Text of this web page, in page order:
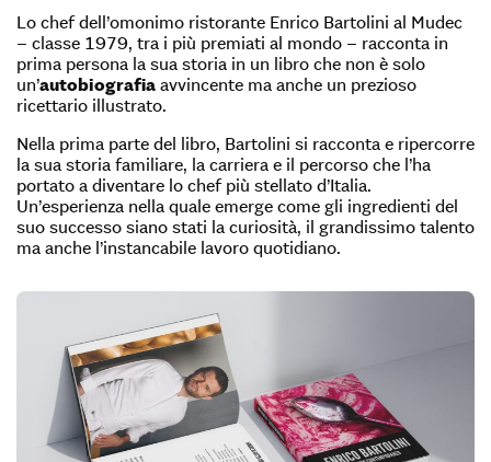
Lo chef dell’omonimo ristorante Enrico Bartolini al Mudec
– classe 1979, tra i più premiati al mondo – racconta in
prima persona la sua storia in un libro che non è solo
un’autobiografia avvincente ma anche un prezioso
ricettario illustrato.
Nella prima parte del libro, Bartolini si racconta e ripercorre
la sua storia familiare, la carriera e il percorso che l’ha
portato a diventare lo chef più stellato d’Italia.
Un’esperienza nella quale emerge come gli ingredienti del
suo successo siano stati la curiosità, il grandissimo talento
ma anche l’instancabile lavoro quotidiano.